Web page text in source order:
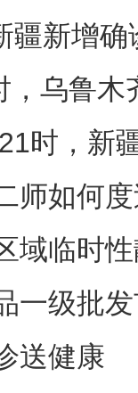
疆新增
，乌鲁木
时，新
师如何
域临时
一级批
送健康